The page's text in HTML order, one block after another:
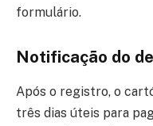
formulário.
Notificação do
Após o registro, o
três dias úteis para